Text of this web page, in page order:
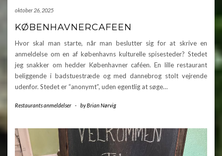
oktober 26, 2025
KØBENHAVNERCAFEEN
Hvor skal man starte, når man beslutter sig for at skrive en
anmeldelse om en af københavns kulturelle spisesteder? Stedet
jeg snakker om hedder Københavner caféen. En lille restaurant
beliggende i badstuestræde og med dannebrog stolt vejrende
udenfor. Stedet er “anonymt”, uden egentlig at søge…
Restaurants anmeldelser - byBrian Nørvig